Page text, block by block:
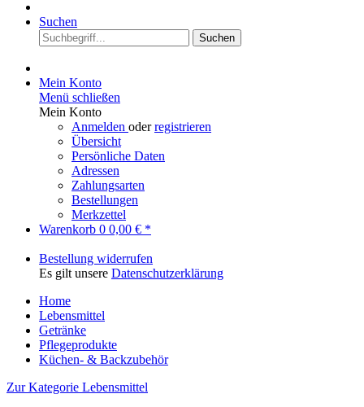
Suchen
Suchen
Mein Konto
Menü schließen
Mein Konto
Anmelden oderregistrieren
Übersicht
Persönliche Daten
Adressen
Zahlungsarten
Bestellungen
Merkzettel
Warenkorb 0 0,00 € *
Bestellung widerrufen
Es gilt unsere Datenschutzerklärung
Home
Lebensmittel
Getränke
Pflegeprodukte
Küchen- & Backzubehör
Zur Kategorie Lebensmittel